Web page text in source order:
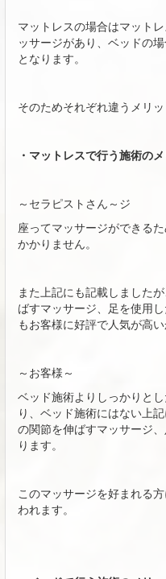
マットレスの場合はマット
ッサージがあり、ベッドの
となります。
そのためそれぞれ違うメリッ
・マットレスで行う施術の
～セラピストさん～ジ
座ってマッサージができる
かかりません。
また上記にも記載しました
ばすマッサージ、足を使用
もお客様に好評で人気が高い
～お客様～
ベッド施術よりしっかりと
り、ベッド施術にはない上
の関節を伸ばすマッサージ
ります。
このマッサージを好まれる
われます。